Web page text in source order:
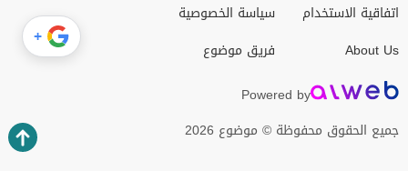
اتفاقية الاستخدام
About Us
سياسة الخصوصية
فريق موضوع
Powered by
جميع الحقوق محفوظة © موضوع 2026
+